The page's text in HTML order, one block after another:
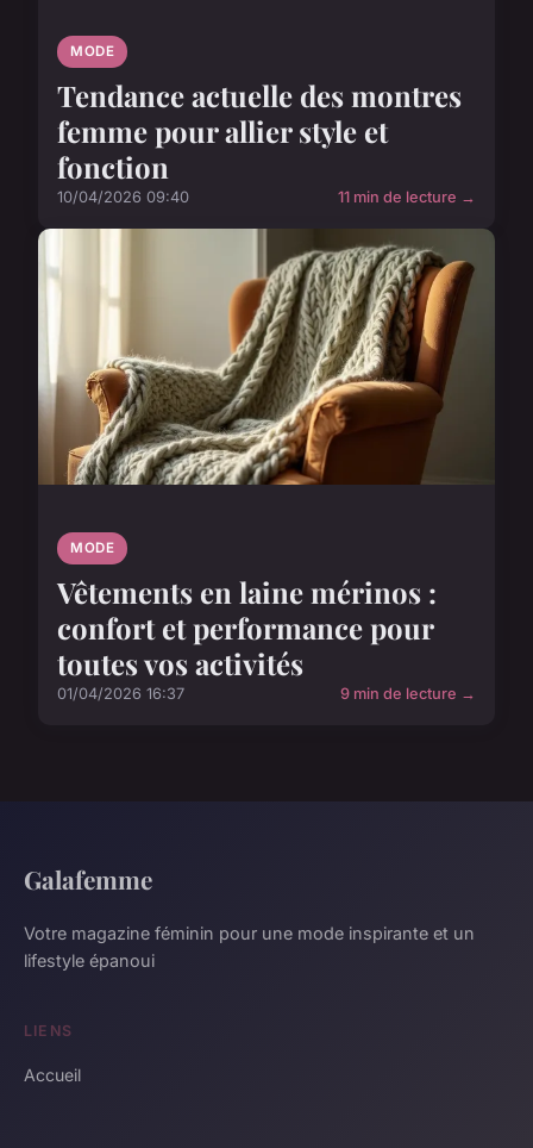
MODE
Tendance actuelle des montres
femme pour allier style et
fonction
10/04/2026 09:40 11 min de lecture →
MODE
Vêtements en laine mérinos :
confort et performance pour
toutes vos activités
01/04/2026 16:37 9 min de lecture →
Galafemme
Votre magazine féminin pour une mode inspirante et un
lifestyle épanoui
LIENS
Accueil